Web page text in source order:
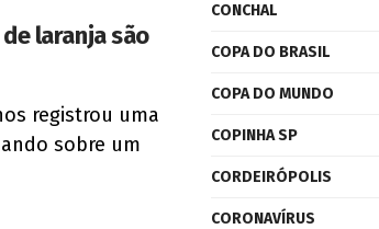
laranja são
registrou uma
sobre um
CONCHAL
COPA DO BRASIL
COPA DO MUNDO
COPINHA SP
CORDEIRÓPOLIS
CORONAVÍRUS